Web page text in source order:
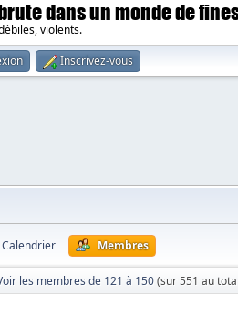
dans un monde de
violents.
Inscrivez-vous
Calendrier Membres
les membres de 121 à 150(sur 551 au